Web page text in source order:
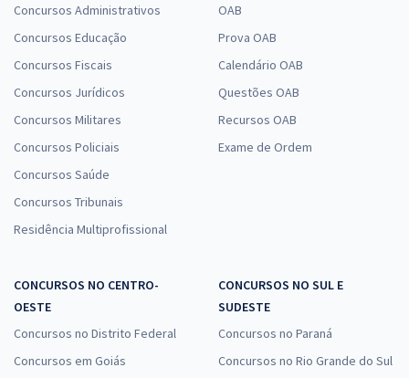
Concursos Administrativos
Concursos Educação
Concursos Fiscais
Concursos Jurídicos
Concursos Militares
Concursos Policiais
Concursos Saúde
Concursos Tribunais
Residência Multiprofissional
OAB
Prova OAB
Calendário OAB
Questões OAB
Recursos OAB
Exame de Ordem
CONCURSOS NO CENTRO-
OESTE
Concursos no Distrito Federal
Concursos em Goiás
CONCURSOS NO SUL E
SUDESTE
Concursos no Paraná
Concursos no Rio Grande do Sul